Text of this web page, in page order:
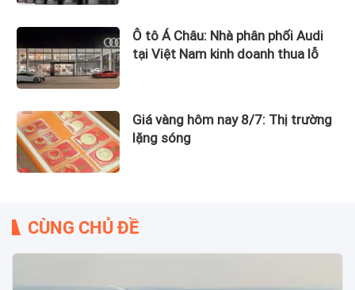
Ô tô Á Châu: Nhà phân phối Audi
tại Việt Nam kinh doanh thua lỗ
Giá vàng hôm nay 8/7: Thị trường
lặng sóng
CÙNG CHỦ ĐỀ